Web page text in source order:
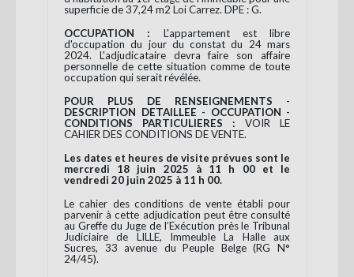
superficie de 37,24 m2 Loi Carrez. DPE : G.
OCCUPATION : L'appartement est libre
d'occupation du jour du constat du 24 mars
2024. L'adjudicataire devra faire son affaire
personnelle de cette situation comme de toute
occupation qui serait révélée.
POUR PLUS DE RENSEIGNEMENTS -
DESCRIPTION DETAILLEE - OCCUPATION -
CONDITIONS PARTICULIERES : VOIR LE
CAHIER DES CONDITIONS DE VENTE.
Les dates et heures de visite prévues sont le
mercredi 18 juin 2025 à 11 h 00 et le
vendredi 20 juin 2025 à 11 h 00.
Le cahier des conditions de vente établi pour
parvenir à cette adjudication peut être consulté
au Greffe du Juge de l’Exécution près le Tribunal
Judiciaire de LILLE, Immeuble La Halle aux
Sucres, 33 avenue du Peuple Belge (RG N°
24/45).